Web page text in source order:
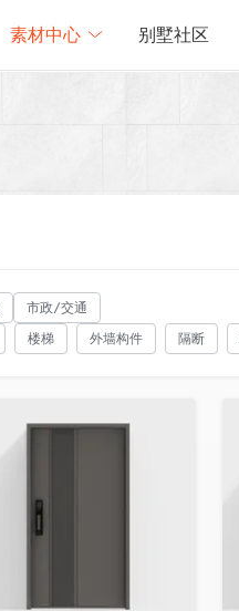
素材中心 别墅社区
市政/交通
楼梯 外墙构件 隔断
收藏